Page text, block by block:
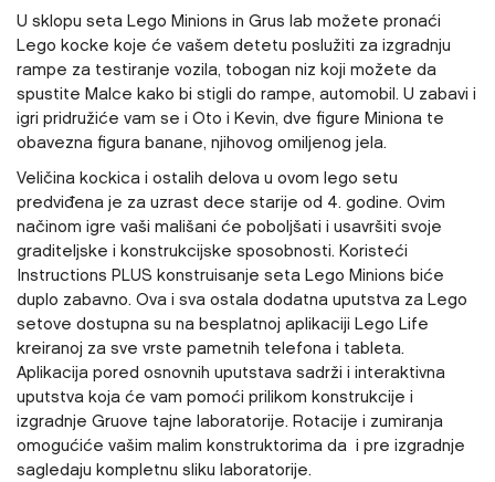
U sklopu seta Lego Minions in Grus lab možete pronaći
Lego kocke koje će vašem detetu poslužiti za izgradnju
rampe za testiranje vozila, tobogan niz koji možete da
spustite Malce kako bi stigli do rampe, automobil. U zabavi i
igri pridružiće vam se i Oto i Kevin, dve figure Miniona te
obavezna figura banane, njihovog omiljenog jela.
Veličina kockica i ostalih delova u ovom lego setu
predviđena je za uzrast dece starije od 4. godine. Ovim
načinom igre vaši mališani će poboljšati i usavršiti svoje
graditeljske i konstrukcijske sposobnosti. Koristeći
Instructions PLUS konstruisanje seta Lego Minions biće
duplo zabavno. Ova i sva ostala dodatna uputstva za Lego
setove dostupna su na besplatnoj aplikaciji Lego Life
kreiranoj za sve vrste pametnih telefona i tableta.
Aplikacija pored osnovnih uputstava sadrži i interaktivna
uputstva koja će vam pomoći prilikom konstrukcije i
izgradnje Gruove tajne laboratorije. Rotacije i zumiranja
omogućiće vašim malim konstruktorima da i pre izgradnje
sagledaju kompletnu sliku laboratorije.